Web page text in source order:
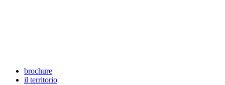
brochure
il territorio